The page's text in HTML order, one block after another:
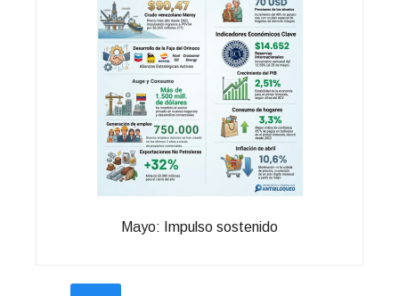
Mayo: Impulso sostenido